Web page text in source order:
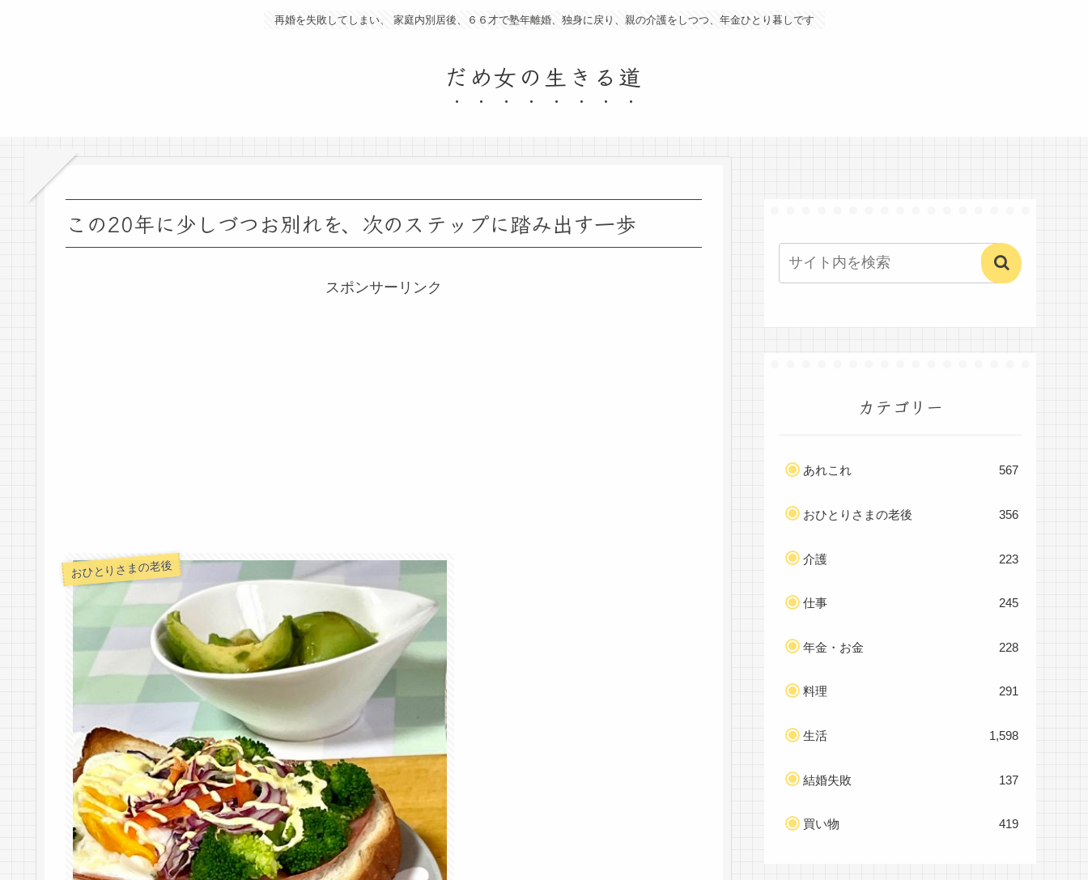
再婚を失敗してしまい、 家庭内別居後、６６才で塾年離婚、独身に戻り、親の介護をしつつ、年金ひとり暮しです
だめ女の生きる道
この20年に少しづつお別れを、次のステップに踏み出す一歩
スポンサーリンク
おひとりさまの老後
カテゴリー
あれこれ 567
おひとりさまの老後 356
介護 223
仕事 245
年金・お金 228
料理 291
生活 1,598
結婚失敗 137
買い物 419